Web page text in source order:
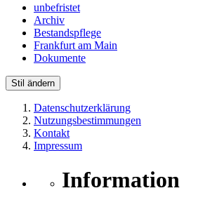
unbefristet
Archiv
Bestandspflege
Frankfurt am Main
Dokumente
Stil ändern
Datenschutzerklärung
Nutzungsbestimmungen
Kontakt
Impressum
Information